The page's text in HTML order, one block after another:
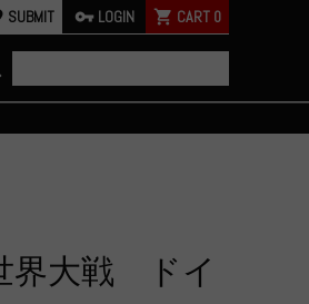
SUBMIT vpn_key LOGIN shopping_cart CART 0
界大戦 ドイ